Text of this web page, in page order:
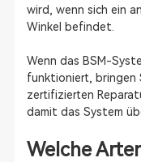
wird, wenn sich ein
Winkel befindet.
Wenn das BSM-
funktioniert, bringen
zertifizierten
damit das System
Welche